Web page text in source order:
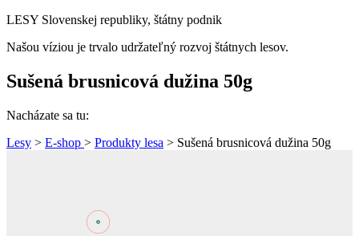
LESY Slovenskej republiky, štátny podnik
Našou víziou je trvalo udržateľný rozvoj štátnych lesov.
Sušená brusnicová dužina 50g
Nacházate sa tu:
Lesy > E-shop > Produkty lesa > Sušená brusnicová dužina 50g